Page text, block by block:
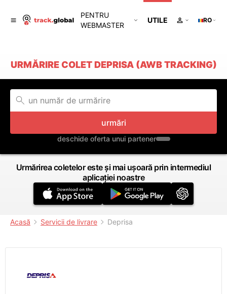
PENTRU
WEBMASTER
UTILE RO
URMĂRIRE COLET DEPRISA (AWB TRACKING)
urmări
deschide oferta unui partener
Urmărirea coletelor este și mai ușoară prin intermediul
aplicației noastre
Acasă Servicii de livrare Deprisa